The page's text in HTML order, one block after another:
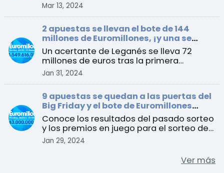
Mar 13, 2024
2 apuestas se llevan el bote de 144
millones de Euromillones, ¡y una se
queda en España!
Un acertante de Leganés se lleva 72
millones de euros tras la primera
Jan 31, 2024
9 apuestas se quedan a las puertas del
Big Friday y el bote de Euromillones
alcanza los 143 millones de euros
Conoce los resultados del pasado sorteo
y los premios en juego para el sorteo del
martes 30 de enero
Jan 29, 2024
Ver más